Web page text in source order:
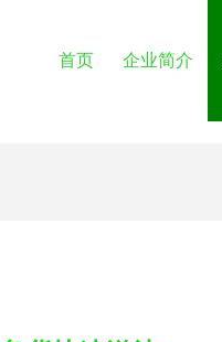
首页 企业简介